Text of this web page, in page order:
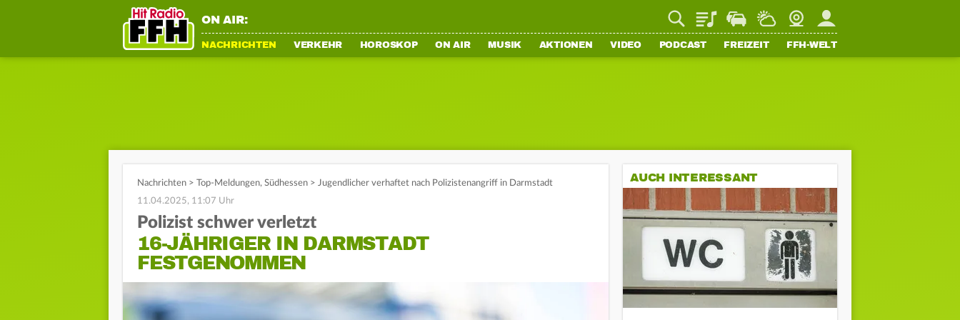
ON AIR: PlaylistStaupilotWetterWebcamMein FFH
NACHRICHTEN VERKEHR HOROSKOP ON AIR MUSIK AKTIONEN VIDEO PODCAST FREIZEIT FFH-WELT
Nachrichten > Top-Meldungen, Südhessen > Jugendlicher verhaftet nach Polizistenangriff in Darmstadt
11.04.2025, 11:07 Uhr
Polizist schwer verletzt
16-JÄHRIGER IN DARMSTADT
FESTGENOMMEN
AUCH INTERESSANT